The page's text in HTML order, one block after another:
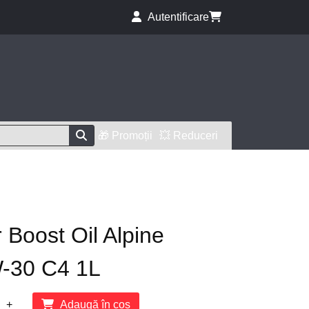
Autentificare
🎁 Promoții 💥 Reduceri
Oil Alpine
30 C4 1L
+ Adaugă în coș